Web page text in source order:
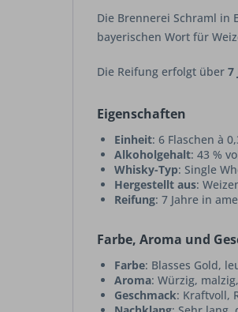
Die Brennerei Schraml in
bayerischen Wort für
Die Reifung erfolgt über 7
Eigenschaften
Einheit: 6 Flaschen à
Alkoholgehalt: 43 %
Whisky-Typ: Single
Hergestellt aus:
Reifung: 7 Jahre in
Farbe, Aroma und
Farbe: Blasses Gold,
Aroma: Würzig,
Geschmack: Kraftvoll,